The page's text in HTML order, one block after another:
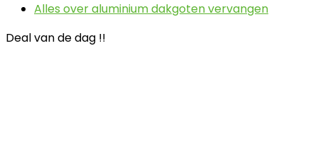
Alles over aluminium dakgoten vervangen
Deal van de dag !!